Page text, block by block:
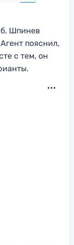
Шпинев
пояснил,
с тем, он